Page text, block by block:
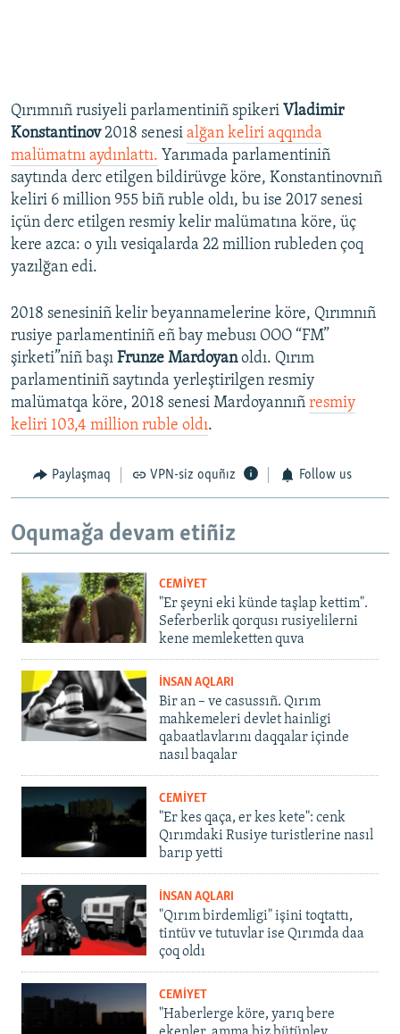
Qırımnıñ rusiyeli parlamentiniñ spikeri Vladimir
Konstantinov2018 senesi alğan keliri aqqında
malümatnı aydınlattı. Yarımada parlamentiniñ
saytında derc etilgen bildirüvge köre, Konstantinovnıñ
keliri 6 million 955 biñ ruble oldı, bu ise 2017 senesi
içün derc etilgen resmiy kelir malümatına köre, üç
kere azca: o yılı vesiqalarda 22 million rubleden çoq
yazılğan edi.
2018 senesiniñ kelir beyannamelerine köre, Qırımnıñ
rusiye parlamentiniñ eñ bay mebusı OOO “FM”
şirketi”niñ başı Frunze Mardoyanoldı. Qırım
parlamentiniñ saytında yerleştirilgen resmiy
malümatqa köre, 2018 senesi Mardoyannıñ resmiy
keliri 103,4 million ruble oldı.​
Paylaşmaq VPN-siz oquñız Follow us
Oqumağa devam etiñiz
CEMİYET
"Er şeyni eki künde taşlap kettim".
Seferberlik qorqusı rusiyelilerni
kene memleketten quva
İNSAN AQLARI
Bir an – ve casussıñ. Qırım
mahkemeleri devlet hainligi
qabaatlavlarını daqqalar içinde
nasıl baqalar
CEMİYET
"Er kes qaça, er kes kete": cenk
Qırımdaki Rusiye turistlerine nasıl
barıp yetti
İNSAN AQLARI
"Qırım birdemligi" işini toqtattı,
tintüv ve tutuvlar ise Qırımda daa
çoq oldı
CEMİYET
"Haberlerge köre, yarıq bere